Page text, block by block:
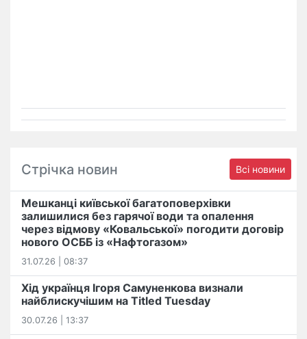
Стрічка новин Всі новини
Мешканці київської багатоповерхівки
залишилися без гарячої води та опалення
через відмову «Ковальської» погодити договір
нового ОСББ із «Нафтогазом»
31.07.26 | 08:37
Хід українця Ігоря Самуненкова визнали
найблискучішим на Titled Tuesday
30.07.26 | 13:37